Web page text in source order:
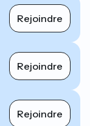
Rejoindre
Rejoindre
Rejoindre